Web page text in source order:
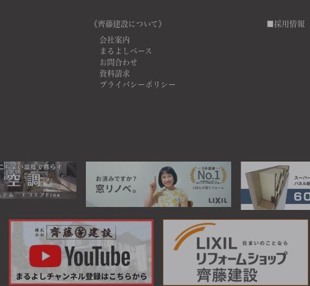
《齊藤建設について》
会社案内
まるよしベース
お問合わせ
資料請求
プライバシーポリシー
■採用情報